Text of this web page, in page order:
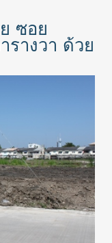
ซอย
างวา ด้วย